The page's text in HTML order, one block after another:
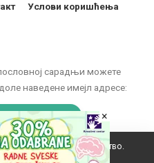
сарадњи можете
наведене имејл адресе:
Услови коришћења
да побољша ваше искуство.
×